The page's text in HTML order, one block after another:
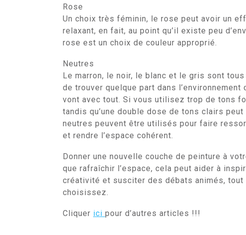
Rose
Un choix très féminin, le rose peut avoir un
relaxant, en fait, au point qu’il existe peu
rose est un choix de couleur approprié.
Neutres
Le marron, le noir, le blanc et le gris sont
de trouver quelque part dans
vont avec tout. Si vous utilisez trop de tons
tandis qu’une double dose de tons clairs
neutres peuvent être utilisés pour faire
et rendre l’espace cohérent.
Donner une nouvelle couche de peinture à
que rafraîchir l’espace, cela peut aider à
créativité et susciter des débats animés,
choisissez.
Cliquer ici pour d’autres articles !!!